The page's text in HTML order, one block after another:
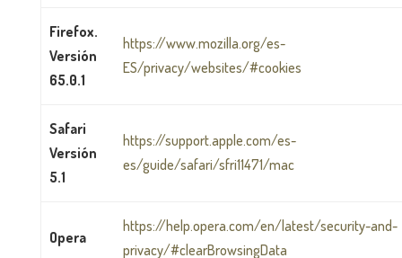
Firefox.
Versión
65.0.1
https://www.mozilla.org/es-
ES/privacy/websites/#cookies
Safari
Versión
5.1
https://support.apple.com/es-
es/guide/safari/sfri11471/mac
Opera
https://help.opera.com/en/latest/security-and-
privacy/#clearBrowsingData